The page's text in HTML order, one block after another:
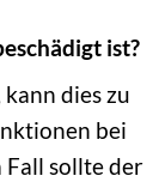
ist?
dies zu
bei
Fall sollte der